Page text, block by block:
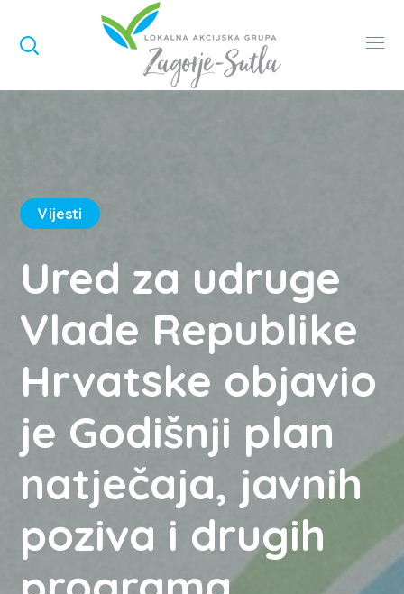
Vijesti
Ured za udruge
Vlade Republike
Hrvatske objavio
je Godišnji plan
natječaja, javnih
poziva i drugih